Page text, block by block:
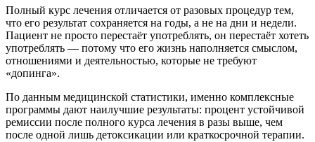
Полный курс лечения отличается от разовых процедур тем,
что его результат сохраняется на годы, а не на дни и недели.
Пациент не просто перестаёт употреблять, он перестаёт хотеть
употреблять — потому что его жизнь наполняется смыслом,
отношениями и деятельностью, которые не требуют
«допинга».
По данным медицинской статистики, именно комплексные
программы дают наилучшие результаты: процент устойчивой
ремиссии после полного курса лечения в разы выше, чем
после одной лишь детоксикации или краткосрочной терапии.